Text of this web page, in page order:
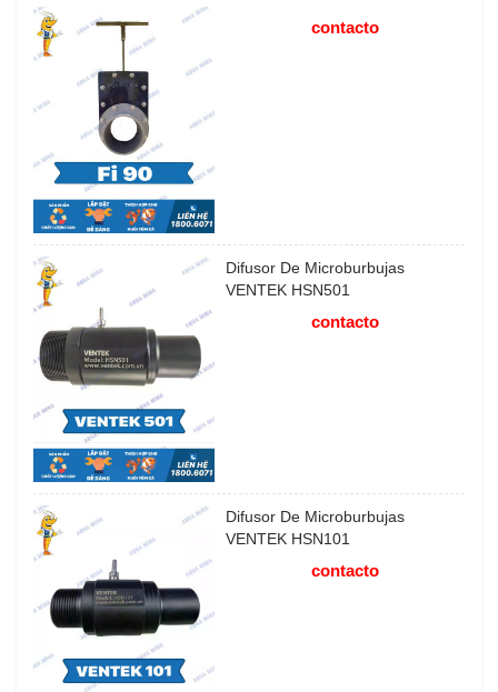
contacto
Difusor De Microburbujas
VENTEK HSN501
contacto
Difusor De Microburbujas
VENTEK HSN101
contacto